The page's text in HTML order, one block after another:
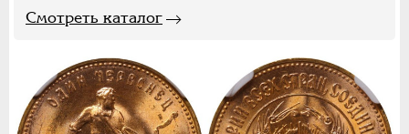
Смотреть каталог